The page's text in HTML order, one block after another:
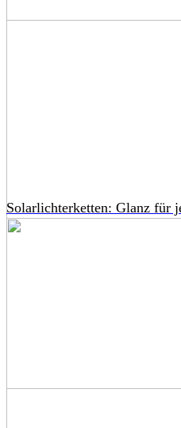
Solarlichterketten: Glanz für